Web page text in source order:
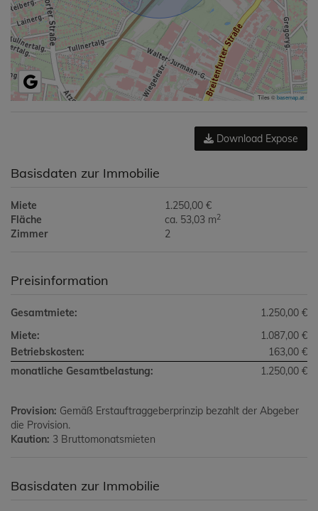
Tiles ©basemap.at
Download Expose
Basisdaten zur Immobilie
Miete
1.250,00 €
Fläche
ca. 53,03 m2
Zimmer 2
Preisinformation
Gesamtmiete:
1.250,00 €
Miete:
1.087,00 €
Betriebskosten:
163,00 €
monatliche Gesamtbelastung:
1.250,00 €
Provision: Gemäß Erstauftraggeberprinzip bezahlt der Abgeber
die Provision.
Kaution: 3 Bruttomonatsmieten
Basisdaten zur Immobilie